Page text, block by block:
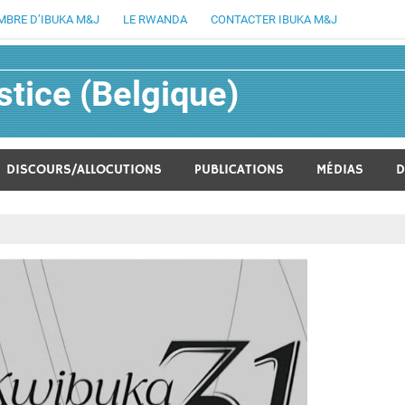
D’IBUKA M&J LE RWANDA CONTACTER IBUKA M&J
(Belgique)
fondée en août 1994
DISCOURS/ALLOCUTIONS PUBLICATIONS MÉDIAS